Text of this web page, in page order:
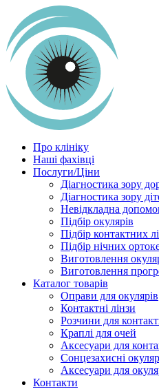
Про клініку
Наші фахівці
Послуги/Ціни
Діагностика зору
Діагностика зору
Невідкладна
Підбір окулярів
Підбір контактних
Підбір нічних
Виготовлення
Виготовлення
Каталог товарів
Оправи для окулярів
Контактні лінзи
Розчини для
Краплі для очей
Аксесуари для
Сонцезахисні
Аксесуари для
Контакти